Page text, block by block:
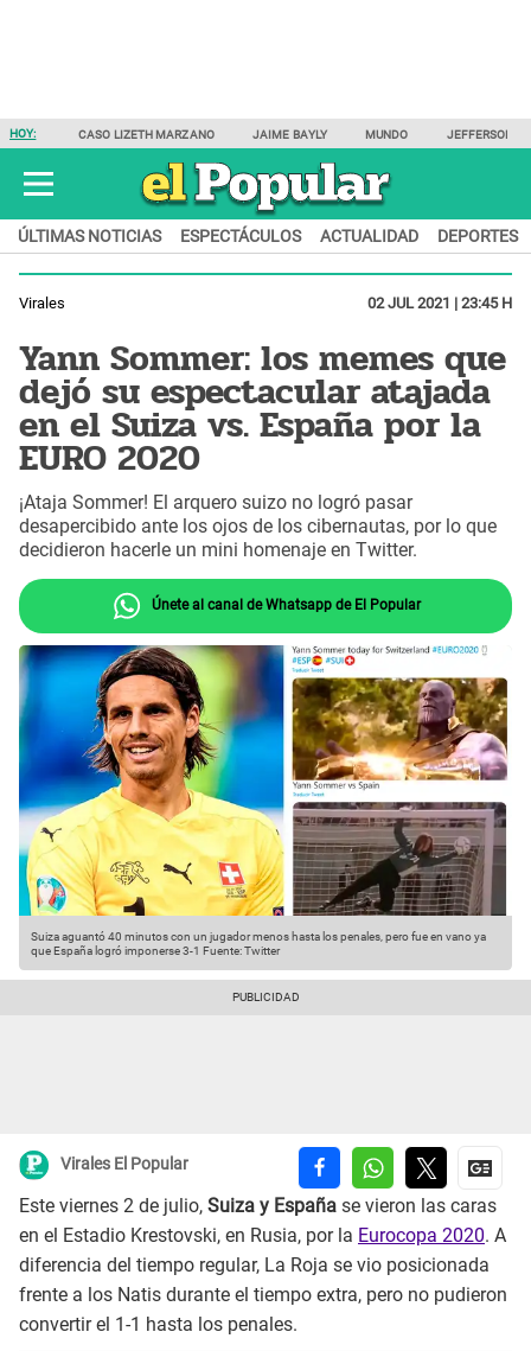
HOY: CASO LIZETH MARZANO JAIME BAYLY MUNDO JEFFERSON
ÚLTIMAS NOTICIAS ESPECTÁCULOS ACTUALIDAD DEPORTES
Virales 02 JUL 2021 | 23:45 H
Yann Sommer: los memes que
dejó su espectacular atajada
en el Suiza vs. España por la
EURO 2020
¡Ataja Sommer! El arquero suizo no logró pasar
desapercibido ante los ojos de los cibernautas, por lo que
decidieron hacerle un mini homenaje en Twitter.
Únete al canal de Whatsapp de El Popular
Suiza aguantó 40 minutos con un jugador menos hasta los penales, pero fue en vano ya
que España logró imponerse 3-1 Fuente: Twitter
Virales El Popular
Este viernes 2 de julio, Suiza y España se vieron las caras
en el Estadio Krestovski, en Rusia, por la Eurocopa 2020. A
diferencia del tiempo regular, La Roja se vio posicionada
frente a los Natis durante el tiempo extra, pero no pudieron
convertir el 1-1 hasta los penales.